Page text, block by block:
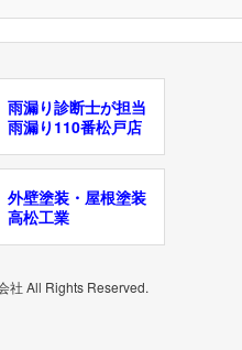
雨漏り診断士が担当
雨漏り110番松戸店
外壁塗装・屋根塗装
高松工業
社 All Rights Reserved.